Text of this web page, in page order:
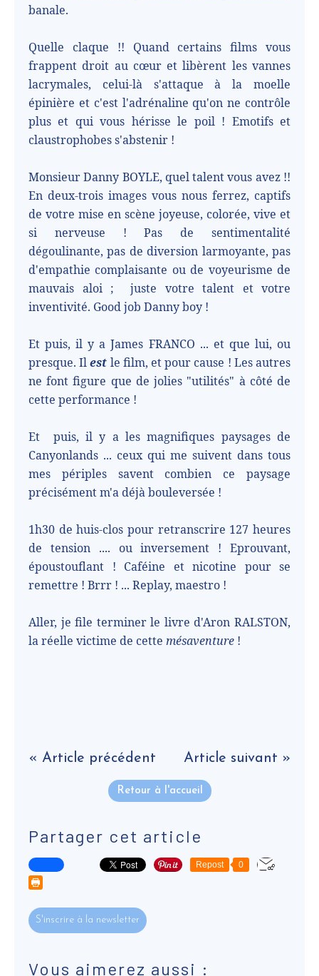
banale.
Quelle claque !! Quand certains films vous
frappent droit au cœur et libèrent les vannes
lacrymales, celui-là s'attaque à la moelle
épinière et c'est l'adrénaline qu'on ne contrôle
plus et qui vous hérisse le poil ! Emotifs et
claustrophobes s'abstenir !
Monsieur Danny BOYLE, quel talent vous avez !!
En deux-trois images vous nous ferrez, captifs
de votre mise en scène joyeuse, colorée, vive et
si nerveuse ! Pas de sentimentalité
dégoulinante, pas de diversion larmoyante, pas
d'empathie complaisante ou de voyeurisme de
mauvais aloi ;
juste votre talent et votre
inventivité. Good job Danny boy !
Et puis, il y a James FRANCO ... et que lui, ou
presque. Ilest le film, et pour cause ! Les autres
ne font figure que de jolies "utilités" à côté de
cette performance !
Et
puis, il y a les magnifiques paysages de
Canyonlands ... ceux qui me suivent dans tous
mes périples savent combien ce paysage
précisément m'a déjà bouleversée !
1h30 de huis-clos pour retranscrire 127 heures
de tension .... ou inversement ! Eprouvant,
époustouflant ! Caféine et nicotine pour se
remettre ! Brrr ! ... Replay, maestro !
Aller, je file terminer le livre d'Aron RALSTON,
la réelle victime de cette mésaventure !
« Article précédent Article suivant »
Retour à l'accueil
Partager cet article
Repost 0
S'inscrire à la newsletter
Vous aimerez aussi :